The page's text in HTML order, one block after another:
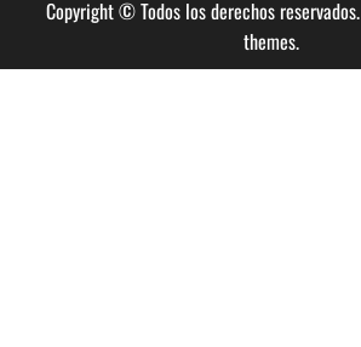
Copyright © Todos los derechos reservados.
themes.